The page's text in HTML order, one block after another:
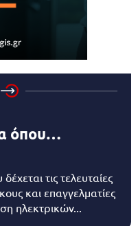
όπου…
τις τελευταίες
και επαγγελματίες
ηλεκτρικών...